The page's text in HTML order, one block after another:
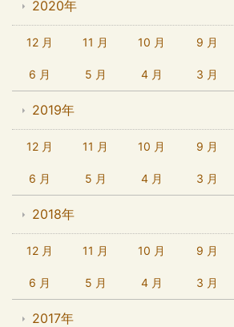
2020年
12 月 11 月 10 月 9 月
6 月 5 月 4 月 3 月
2019年
12 月 11 月 10 月 9 月
6 月 5 月 4 月 3 月
2018年
12 月 11 月 10 月 9 月
6 月 5 月 4 月 3 月
2017年